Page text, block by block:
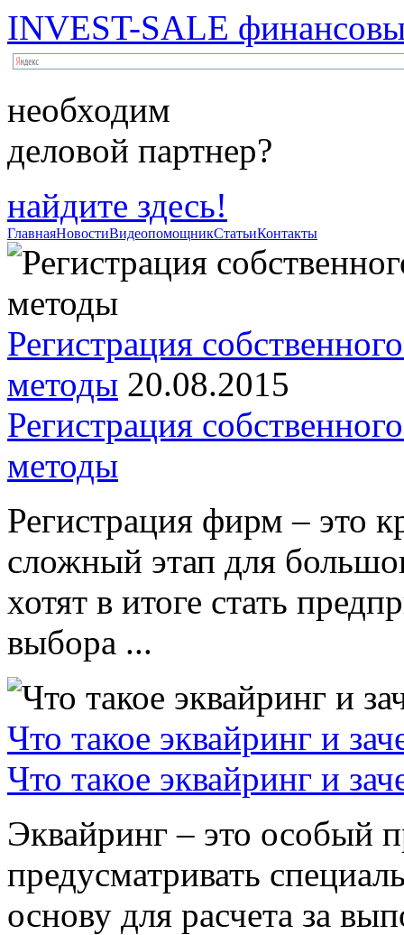
INVEST-SALE
необходим
деловой партнер?
найдите здесь!
ГлавнаяНовостиВидеопомощникСтатьиКонтакты
Регистрация
методы 20.08.2015
Регистрация
методы
Регистрация фирм – это
сложный этап для
хотят в итоге стать
выбора ...
Что такое эквайринг и
Что такое эквайринг и
Эквайринг – это особый
предусматривать
основу для расчета за